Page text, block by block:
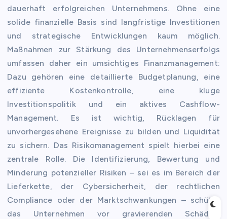
dauerhaft erfolgreichen Unternehmens. Ohne eine
solide finanzielle Basis sind langfristige Investitionen
und strategische Entwicklungen kaum möglich.
Maßnahmen zur Stärkung des Unternehmenserfolgs
umfassen daher ein umsichtiges Finanzmanagement:
Dazu gehören eine detaillierte Budgetplanung, eine
effiziente Kostenkontrolle, eine kluge
Investitionspolitik und ein aktives Cashflow-
Management. Es ist wichtig, Rücklagen für
unvorhergesehene Ereignisse zu bilden und Liquidität
zu sichern. Das Risikomanagement spielt hierbei eine
zentrale Rolle. Die Identifizierung, Bewertung und
Minderung potenzieller Risiken – sei es im Bereich der
Lieferkette, der Cybersicherheit, der rechtlichen
Compliance oder der Marktschwankungen – schützt
das Unternehmen vor gravierenden Schäden.